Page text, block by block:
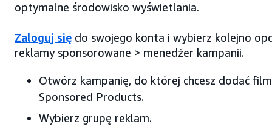
optymalne środowisko wyświetlania.
Zaloguj się do swojego konta i wybierz kolejno
reklamy sponsorowane > menedżer kampanii.
Otwórz kampanię, do której chcesz dodać
Sponsored Products.
Wybierz grupę reklam.